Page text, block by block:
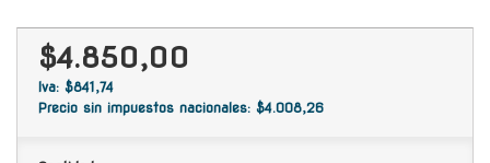
$4.850,00
Iva: $841,74
Precio sin impuestos nacionales: $4.008,26